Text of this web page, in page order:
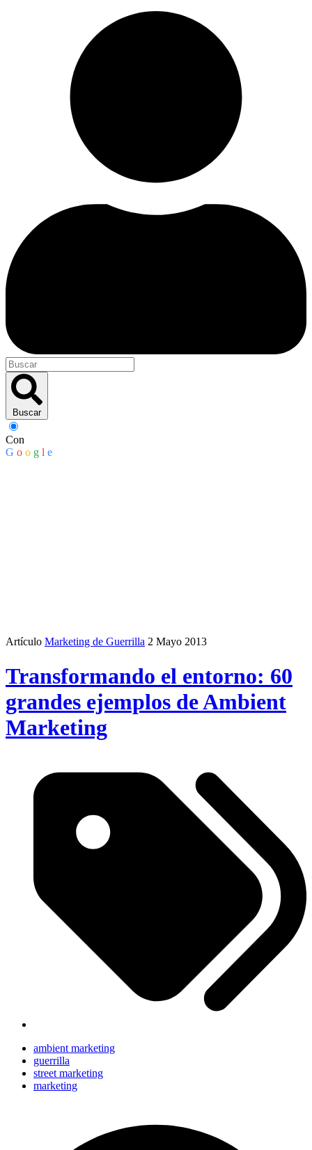
Buscar
Con
G o o g l e
Artículo Marketing de Guerrilla 2 Mayo 2013
Transformando el entorno: 60
grandes ejemplos de Ambient
Marketing
ambient marketing
guerrilla
street marketing
marketing